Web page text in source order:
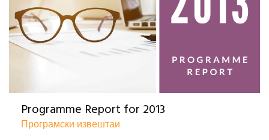
Programme Report for 2013
Програмски извештаи